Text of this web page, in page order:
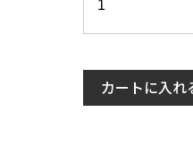
カートに入れ